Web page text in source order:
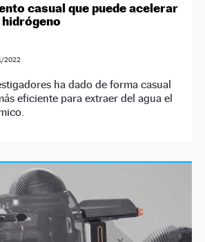
casual que puede acelerar
2022
ha dado de forma casual
eficiente para extraer del agua el